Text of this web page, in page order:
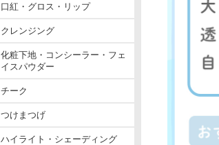
口紅・グロス・リップ
クレンジング
化粧下地・コンシーラー・フェ
イスパウダー
チーク
つけまつげ
ハイライト・シェーディング